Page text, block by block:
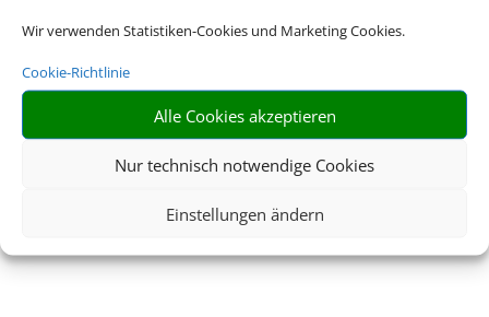
Wir verwenden Statistiken-Cookies und Marketing Cookies.
Cookie-Richtlinie
Alle Cookies akzeptieren
Nur technisch notwendige Cookies
Einstellungen ändern